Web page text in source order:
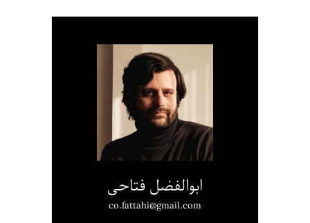
ابوالفضل فتاحی
co.fattahi@gmail.com